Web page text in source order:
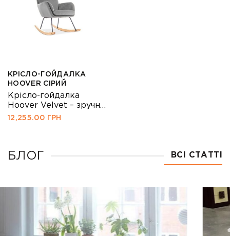
КРІСЛО-ГОЙДАЛКА
HOOVER СІРИЙ
Крісло-гойдалка
Hoover Velvet – зручне
крісло для відпочинку.
натурального гнутого
забезпечує
додатковий комфорт.
Крісло-гойдалка
Hoover Velvet зробить
вечори відпочинку в
12,255.00 ГРН
БЛОГ ВСІ СТАТТІ